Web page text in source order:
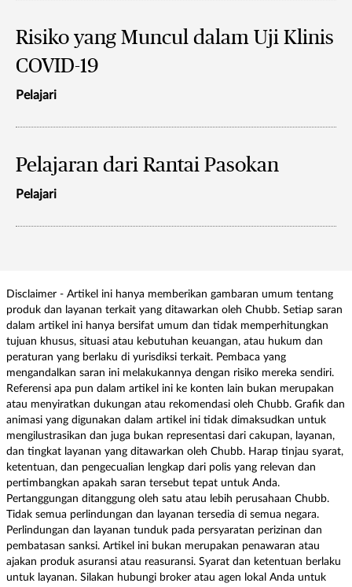
Risiko yang Muncul dalam Uji Klinis
COVID-19
Pelajari
Pelajaran dari Rantai Pasokan
Pelajari
Disclaimer - Artikel ini hanya memberikan gambaran umum tentang
produk dan layanan terkait yang ditawarkan oleh Chubb. Setiap saran
dalam artikel ini hanya bersifat umum dan tidak memperhitungkan
tujuan khusus, situasi atau kebutuhan keuangan, atau hukum dan
peraturan yang berlaku di yurisdiksi terkait. Pembaca yang
mengandalkan saran ini melakukannya dengan risiko mereka sendiri.
Referensi apa pun dalam artikel ini ke konten lain bukan merupakan
atau menyiratkan dukungan atau rekomendasi oleh Chubb. Grafik dan
animasi yang digunakan dalam artikel ini tidak dimaksudkan untuk
mengilustrasikan dan juga bukan representasi dari cakupan, layanan,
dan tingkat layanan yang ditawarkan oleh Chubb. Harap tinjau syarat,
ketentuan, dan pengecualian lengkap dari polis yang relevan dan
pertimbangkan apakah saran tersebut tepat untuk Anda.
Pertanggungan ditanggung oleh satu atau lebih perusahaan Chubb.
Tidak semua perlindungan dan layanan tersedia di semua negara.
Perlindungan dan layanan tunduk pada persyaratan perizinan dan
pembatasan sanksi. Artikel ini bukan merupakan penawaran atau
ajakan produk asuransi atau reasuransi. Syarat dan ketentuan berlaku
untuk layanan. Silakan hubungi broker atau agen lokal Anda untuk